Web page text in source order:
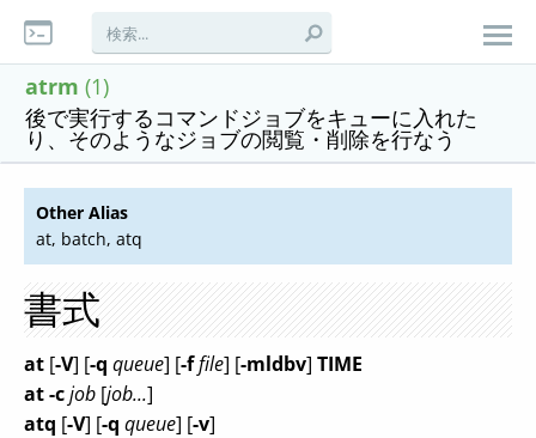
atrm (1)
後で実行するコマンドジョブをキューに入れた
り、そのようなジョブの閲覧・削除を行なう
Other Alias
at, batch, atq
書式
at [-V] [-q queue] [-ffile] [-mldbv] TIME
at -cjob [job...]
atq [-V] [-q queue] [-v]